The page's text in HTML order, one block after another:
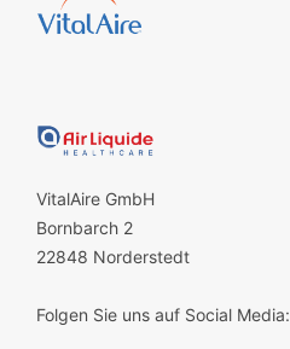
VitalAire GmbH
Bornbarch 2
22848 Norderstedt
Folgen Sie uns auf Social Media: